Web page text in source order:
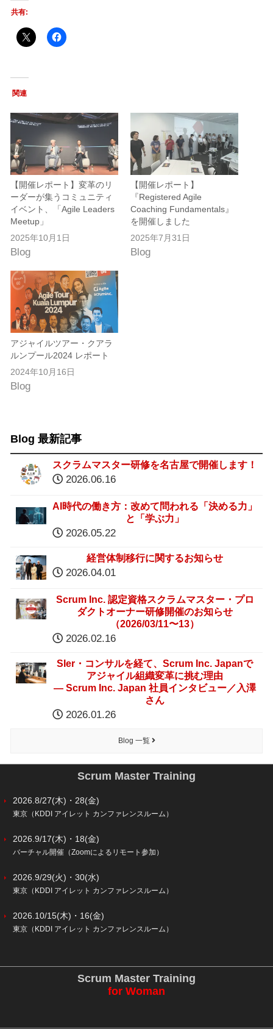
共有:
関連
【開催レポート】変革のリ
ーダーが集うコミュニティ
イベント、「Agile Leaders
Meetup」
2025年10月1日
Blog
【開催レポート】
『Registered Agile
Coaching Fundamentals』
を開催しました
2025年7月31日
Blog
アジャイルツアー・クアラ
ルンプール2024 レポート
2024年10月16日
Blog
Blog 最新記事
スクラムマスター研修を名古屋で開催します！
2026.06.16
AI時代の働き方：改めて問われる「決める力」
と「学ぶ力」
2026.05.22
経営体制移行に関するお知らせ
2026.04.01
Scrum Inc. 認定資格スクラムマスター・プロ
ダクトオーナー研修開催のお知らせ
（2026/03/11〜13）
2026.02.16
SIer・コンサルを経て、Scrum Inc. Japanで
アジャイル組織変革に挑む理由
― Scrum Inc. Japan 社員インタビュー／入澤
さん
2026.01.26
Blog 一覧
Scrum Master Training
2026.8/27(木)・28(金)
東京（KDDI アイレット カンファレンスルーム）
2026.9/17(木)・18(金)
バーチャル開催（Zoomによるリモート参加）
2026.9/29(火)・30(水)
東京（KDDI アイレット カンファレンスルーム）
2026.10/15(木)・16(金)
東京（KDDI アイレット カンファレンスルーム）
Scrum Master Training
for Woman